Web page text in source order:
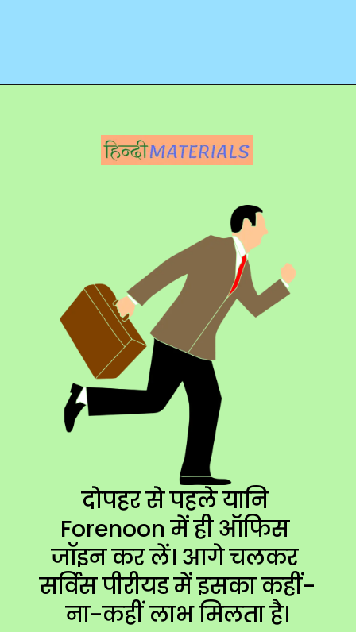
दोपहर से पहले यानि
Forenoon में ही ऑफिस
जॉइन कर लें। आगे चलकर
सर्विस पीरीयड में इसका कहीं-
ना-कहीं लाभ मिलता है।